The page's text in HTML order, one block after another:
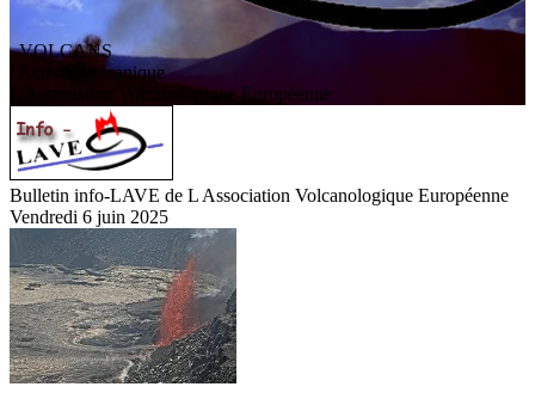
VOLCANS
/ Activité volcanique
ssociation V olcanologiqueEuropéenne
Bulletin info-LAVE de L Association Volcanologique Européenne
Vendredi 6 juin 2025